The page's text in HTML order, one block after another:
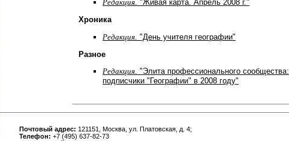
Редакция . "Живая карта. Апрель 2008 г."
Хроника
Редакция . "День учителя географии"
Разное
Редакция. "Элита профессионального сообщества:
подписчики "Географии" в 2008 году"
Почтовый адрес: 121151, Москва, ул. Платовская, д. 4;
Телефон: +7 (495) 637-82-73